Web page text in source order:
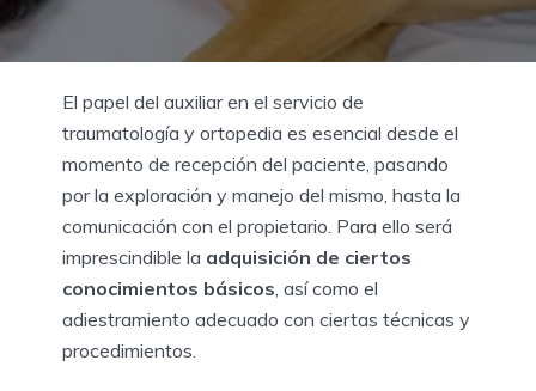
El papel del auxiliar en el servicio de
traumatología y ortopedia es esencial desde el
momento de recepción del paciente, pasando
por la exploración y manejo del mismo, hasta la
comunicación con el propietario. Para ello será
imprescindible la adquisición de ciertos
conocimientos básicos, así como el
adiestramiento adecuado con ciertas técnicas y
procedimientos.